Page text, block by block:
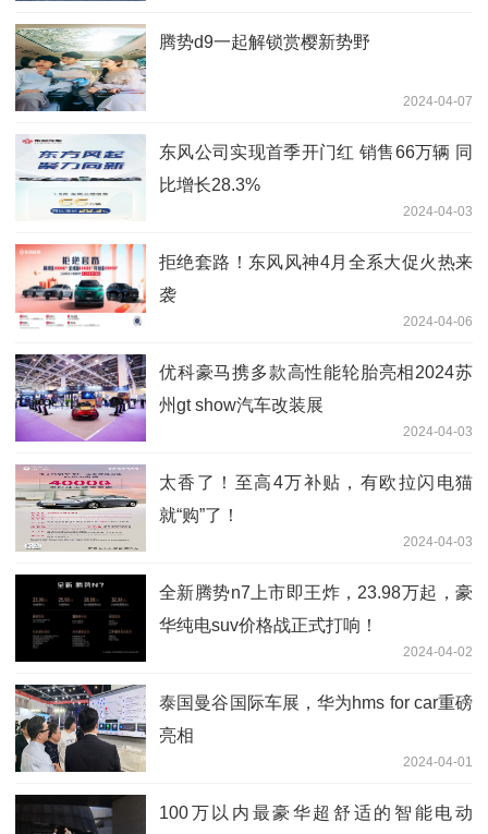
腾势d9一起解锁赏樱新势野
2024-04-07
东风公司实现首季开门红 销售66万辆 同
比增长28.3%
2024-04-03
拒绝套路！东风风神4月全系大促火热来
袭
2024-04-06
优科豪马携多款高性能轮胎亮相2024苏
州gt show汽车改装展
2024-04-03
太香了！至高4万补贴，有欧拉闪电猫
就“购”了！
2024-04-03
全新腾势n7上市即王炸，23.98万起，豪
华纯电suv价格战正式打响！
2024-04-02
泰国曼谷国际车展，华为hms for car重磅
亮相
2024-04-01
100万以内最豪华超舒适的智能电动